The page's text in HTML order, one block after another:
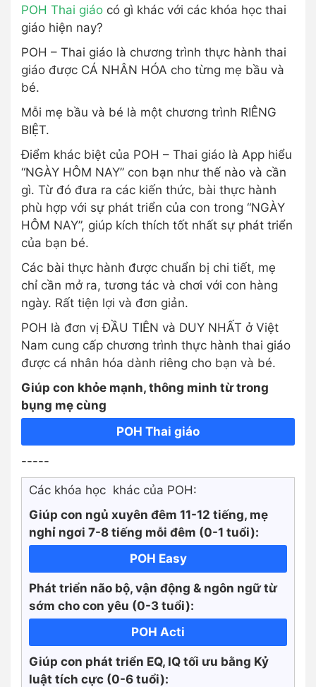
POH Thai giáo có gì khác với các khóa học thai
giáo hiện nay?
POH – Thai giáo là chương trình thực hành thai
giáo được CÁ NHÂN HÓA cho từng mẹ bầu và
bé.
Mỗi mẹ bầu và bé là một chương trình RIÊNG
BIỆT.
Điểm khác biệt của POH – Thai giáo là App hiểu
“NGÀY HÔM NAY” con bạn như thế nào và cần
gì. Từ đó đưa ra các kiến thức, bài thực hành
phù hợp với sự phát triển của con trong “NGÀY
HÔM NAY”, giúp kích thích tốt nhất sự phát triển
của bạn bé.
Các bài thực hành được chuẩn bị chi tiết, mẹ
chỉ cần mở ra, tương tác và chơi với con hàng
ngày. Rất tiện lợi và đơn giản.
POH là đơn vị ĐẦU TIÊN và DUY NHẤT ở Việt
Nam cung cấp chương trình thực hành thai giáo
được cá nhân hóa dành riêng cho bạn và bé.
Giúp con khỏe mạnh, thông minh từ trong
bụng mẹ cùng
POH Thai giáo
-----
Các khóa học khác của POH:
Giúp con ngủ xuyên đêm 11-12 tiếng, mẹ
nghỉ ngơi 7-8 tiếng mỗi đêm (0-1 tuổi):
POH Easy
Phát triển não bộ, vận động & ngôn ngữ từ
sớm cho con yêu (0-3 tuổi):
POH Acti
Giúp con phát triển EQ, IQ tối ưu bằng Kỷ
luật tích cực (0-6 tuổi):